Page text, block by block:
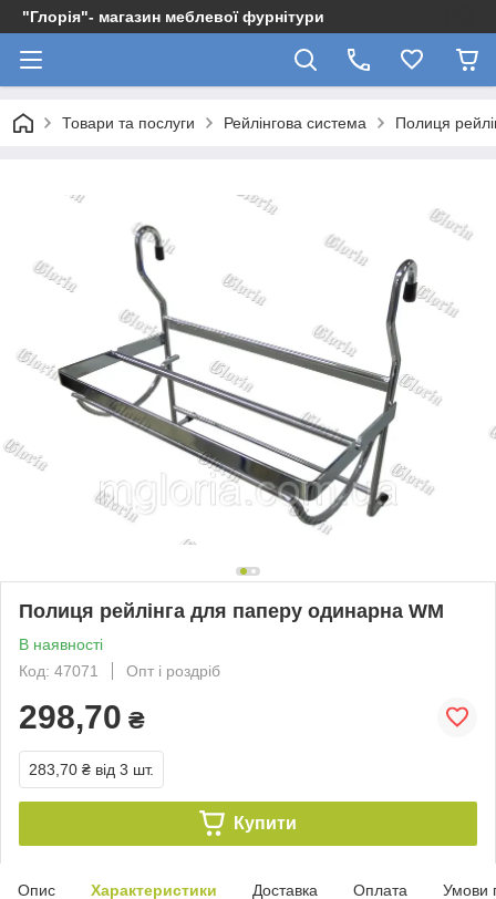
"Глорія"- магазин меблевої фурнітури
Товари та послуги Рейлінгова система Полиця
Полиця рейлінга для паперу одинарна WM
В наявності
Код: 47071
Опт і роздріб
298,70 ₴
283,70 ₴ від 3 шт.
Купити
Опис Характеристики Доставка Оплата Умови